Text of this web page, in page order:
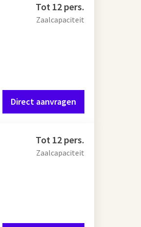
Tot 12 pers.
Zaalcapaciteit
Direct aanvragen
Tot 12 pers.
Zaalcapaciteit